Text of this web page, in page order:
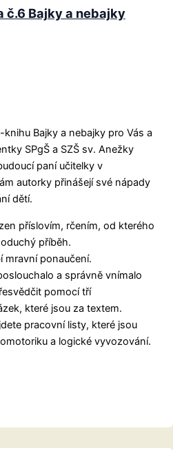
č.6 Bajky a nebajky
knihu Bajky a nebajky pro Vás a
SPgŠ a SZŠ sv. Anežky
paní učitelky v
autorky přinášejí své nápady
dětí.
příslovím, rčením, od kterého
příběh.
mravní ponaučení.
a správně vnímalo
pomocí tří
které jsou za textem.
pracovní listy, které jsou
a logické vyvozování.